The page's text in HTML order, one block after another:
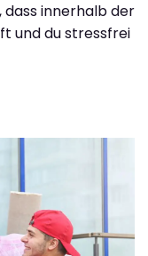
, dass innerhalb der
und du stressfrei